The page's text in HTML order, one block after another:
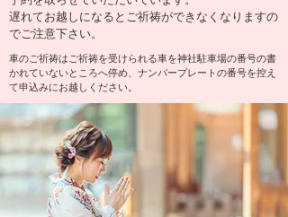
遅れてお越しになるとご祈祷ができなくなりますの
でご注意下さい。
​車のご祈祷はご祈祷を受けられる車を神社駐車場の番号の書
かれていないところへ停め、ナンバープレートの番号を控え
て申込みにお越しください。